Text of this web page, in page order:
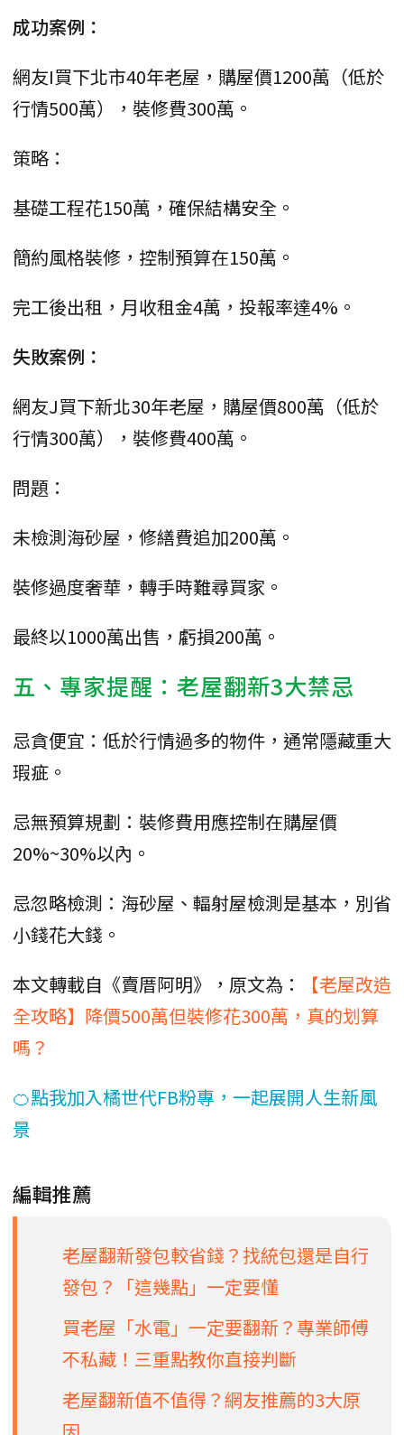
成功案例：
網友I買下北市40年老屋，購屋價1200萬（低於
行情500萬），裝修費300萬。
策略：
基礎工程花150萬，確保結構安全。
簡約風格裝修，控制預算在150萬。
完工後出租，月收租金4萬，投報率達4%。
失敗案例：
網友J買下新北30年老屋，購屋價800萬（低於
行情300萬），裝修費400萬。
問題：
未檢測海砂屋，修繕費追加200萬。
裝修過度奢華，轉手時難尋買家。
最終以1000萬出售，虧損200萬。
五、專家提醒：老屋翻新3大禁忌
忌貪便宜：低於行情過多的物件，通常隱藏重大
瑕疵。
忌無預算規劃：裝修費用應控制在購屋價
20%~30%以內。
忌忽略檢測：海砂屋、輻射屋檢測是基本，別省
小錢花大錢。
本文轉載自《賣厝阿明》，原文為：
【老屋改造
全攻略】降價500萬但裝修花300萬，真的划算
嗎？
🍊點我加入橘世代FB粉專，一起展開人生新風
景
編輯推薦
老屋翻新發包較省錢？找統包還是自行
發包？「這幾點」一定要懂
買老屋「水電」一定要翻新？專業師傅
不私藏！三重點教你直接判斷
老屋翻新值不值得？網友推薦的3大原